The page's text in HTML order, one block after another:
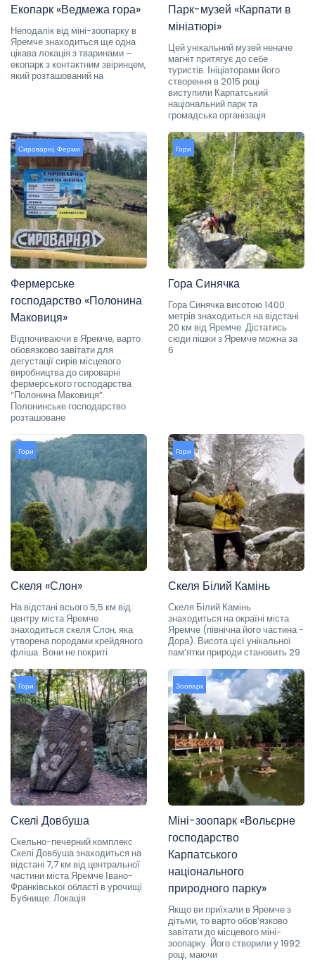
Екопарк «Ведмежа гора»
Неподалік від міні-зоопарку в
Яремче знаходиться ще одна
цікава локація з тваринами –
екопарк з контактним звіринцем,
який розташований на
Парк-музей «Карпати в
мініатюрі»
Цей унікальний музей неначе
магніт притягує до себе
туристів. Ініціаторами його
створення в 2015 році
виступили Карпатський
національний парк та
громадська організація
Сироварні, Ферми
Фермерське
господарство «Полонина
Маковиця»
Відпочиваючи в Яремче, варто
обовязково завітати для
дегустації сирів місцевого
виробництва до сироварні
фермерського господарства
“Полонина Маковиця”.
Полонинське господарство
розташоване
Гори
Гора Синячка
Гора Синячка висотою 1400
метрів знаходиться на відстані
20 км від Яремче. Дістатись
сюди пішки з Яремче можна за
6
Гори
Скеля «Слон»
На відстані всього 5,5 км від
центру міста Яремче
знаходиться скеля Слон, яка
утворена породами крейдяного
фліша. Вони не покриті
Гори
Скеля Білий Камінь
Скеля Білий Камінь
знаходиться на окраїні міста
Яремче (північна його частина -
Дора). Висота цієї унікальної
пам’ятки природи становить 29
Гори
Скелі Довбуша
Скельно-печерний комплекс
Скелі Довбуша знаходиться на
відстані 7,7 км від центральної
частини міста Яремче Івано-
Франківської області в урочищі
Бубнище. Локація
Зоопарк
Міні-зоопарк «Вольєрне
господарство
Карпатського
національного
природного парку»
Якщо ви приїхали в Яремче з
дітьми, то варто обов’язково
завітати до місцевого міні-
зоопарку. Його створили у 1992
році, маючи